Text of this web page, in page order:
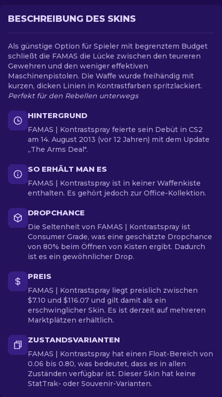
BESCHREIBUNG DES SKINS
Als günstige Option für Spieler mit begrenztem Budget
schließt die FAMAS die Lücke zwischen den teureren
Gewehren und den weniger effektiven
Maschinenpistolen. Die Waffe wurde freihändig mit
kurzen, dicken Linien in Kontrastfarben spritzlackiert.
Perfekt für den Rebellen unterwegs
HINTERGRUND
FAMAS | Kontrastspray feierte sein Debüt in CS2
am 14. August 2013 (vor 12 Jahren) mit dem Update
„The Arms Deal".
SO ERHÄLT MAN ES
FAMAS | Kontrastspray ist in keiner Waffenkiste
enthalten. Es gehört jedoch zur Office-Kollektion.
DROPCHANCE
Die Seltenheit von FAMAS | Kontrastspray ist
Consumer Grade, was eine geschätzte Dropchance
von 80% beim Öffnen von Kisten ergibt. Dadurch
ist es ein gewöhnlicher Drop.
PREIS
FAMAS | Kontrastspray liegt preislich zwischen
$7.10 und $116.07 und gilt damit als ein
erschwinglicher Skin. Es ist derzeit auf mehreren
Marktplätzen erhältlich.
ZUSTANDSVARIANTEN
FAMAS | Kontrastspray hat einen Float-Bereich von
0.06 bis 0.80, was bedeutet, dass es in allen
Zuständen verfügbar ist. Dieser Skin hat keine
StatTrak- oder Souvenir-Varianten.